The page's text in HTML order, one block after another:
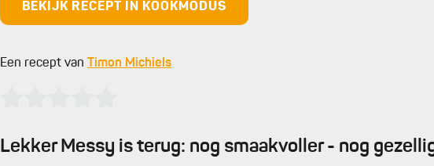
BEKIJK RECEPT IN KOOKMODUS
Een recept van Timon Michiels
Lekker Messy is terug: nog smaakvoller - nog